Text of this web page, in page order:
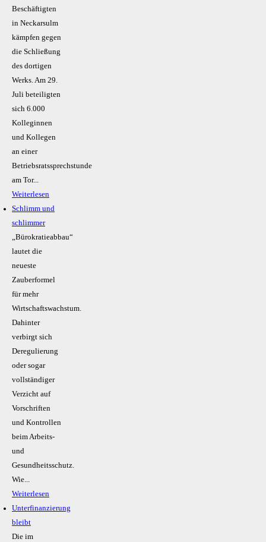
Beschäftigten
in Neckarsulm
kämpfen gegen
die Schließung
des dortigen
Werks. Am 29.
Juli beteiligten
sich 6.000
Kolleginnen
und Kollegen
an einer
Betriebsratssprechstunde
am Tor...
Weiterlesen
Schlimm und
schlimmer
„Bürokratieabbau“
lautet die
neueste
Zauberformel
für mehr
Wirtschaftswachstum.
Dahinter
verbirgt sich
Deregulierung
oder sogar
vollständiger
Verzicht auf
Vorschriften
und Kontrollen
beim Arbeits-
und
Gesundheitsschutz.
Wie...
Weiterlesen
Unterfinanzierung
bleibt
Die im